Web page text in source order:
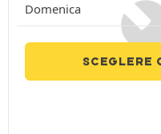
Domenica
SCEGLERE